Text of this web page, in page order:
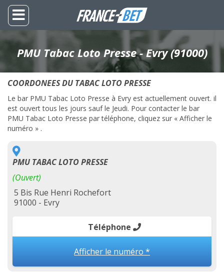
PMU Tabac Loto Presse - Evry (91000)
COORDONEES DU TABAC LOTO PRESSE
Le bar PMU Tabac Loto Presse à Evry est actuellement ouvert. il
est ouvert tous les jours sauf le Jeudi. Pour contacter le bar
PMU Tabac Loto Presse par téléphone, cliquez sur « Afficher le
numéro » .
PMU TABAC LOTO PRESSE
(Ouvert)
5 Bis Rue Henri Rochefort
91000 - Evry
Téléphone
Afficher le numéro *